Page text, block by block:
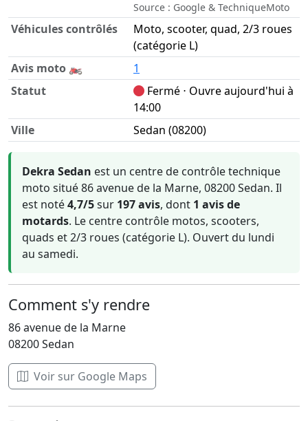
Informations clés sur Dekra Sedan
Source : Google & TechniqueMoto
Véhicules contrôlés
Moto, scooter, quad, 2/3 roues
(catégorie L)
Avis moto 🏍️
1
Statut
Fermé ⋅ Ouvre aujourd'hui à
14:00
Ville
Sedan (08200)
Dekra Sedan est un centre de contrôle technique
moto situé 86 avenue de la Marne, 08200 Sedan. Il
est noté4,7/5sur 197 avis, dont 1 avis de
motards. Le centre contrôle motos, scooters,
quads et 2/3 roues (catégorie L). Ouvert du lundi
au samedi.
Comment s'y rendre
86 avenue de la Marne
08200 Sedan
Voir sur Google Maps